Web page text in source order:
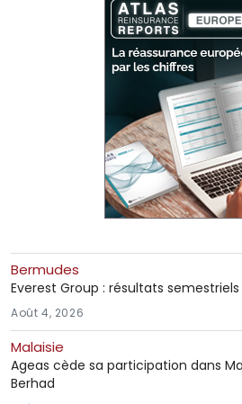
Bermudes
Everest Group : résultats semestriels
Août 4, 2026
Malaisie
Ageas cède sa participation dans
Berhad